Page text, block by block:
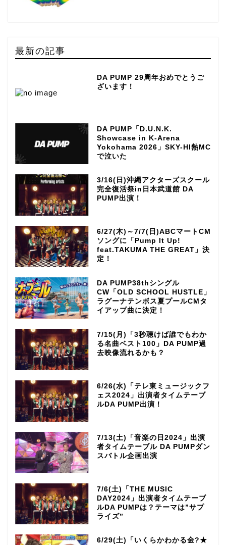
最新の記事
DA PUMP 29周年おめでとうご
ざいます！
DA PUMP「D.U.N.K.
Showcase in K-Arena
Yokohama 2026」SKY-HI熱MC
で泣いた
3/16(日)沖縄アクターズスクール
完全復活祭in日本武道館 DA
PUMP出演！
6/27(木)～7/7(日)ABCマートCM
ソングに「Pump It Up!
feat.TAKUMA THE GREAT」決
定！
DA PUMP38thシングル
CW「OLD SCHOOL HUSTLE」
ラグーナテンボス夏プールCMタ
イアップ曲に決定！
7/15(月)「3秒聴けば誰でもわか
る名曲ベスト100」DA PUMP過
去映像流れるかも？
6/26(水)「テレ東ミュージックフ
ェス2024」出演者タイムテーブ
ルDA PUMP出演！
7/13(土)「音楽の日2024」出演
者タイムテーブル DA PUMPダン
スバトル企画出演
7/6(土)「THE MUSIC
DAY2024」出演者タイムテーブ
ルDA PUMPは？テーマは”サプ
ライズ”
6/29(土)「いくらかわかる金?★